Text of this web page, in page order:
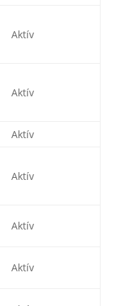
Aktív
Aktív
Aktív
Aktív
Aktív
Aktív